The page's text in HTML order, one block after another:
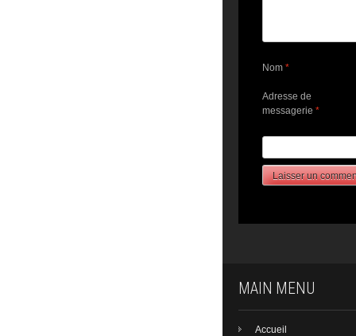
Nom *
Adresse de
messagerie *
MAIN MENU
Accueil